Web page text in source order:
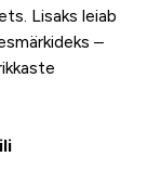
Lisaks leiab
–